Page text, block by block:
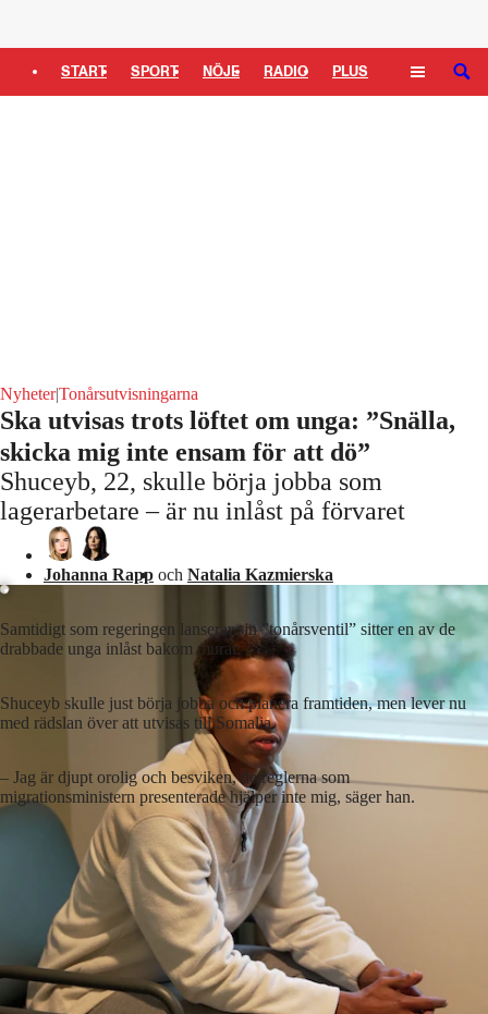
START SPORT NÖJE RADIO PLUS SÖK
Nyheter|Tonårsutvisningarna
Ska utvisas trots löftet om unga: ”Snälla,
skicka mig inte ensam för att dö”
Shuceyb, 22, skulle börja jobba som
lagerarbetare – är nu inlåst på förvaret
Johanna Rapp och Natalia Kazmierska
Samtidigt som regeringen lanserar sin ”tonårsventil” sitter en av de
drabbade unga inlåst bakom murar.
Shuceyb skulle just börja jobba och planera framtiden, men lever nu
med rädslan över att utvisas till Somalia.
– Jag är djupt orolig och besviken, de reglerna som
migrationsministern presenterade hjälper inte mig, säger han.